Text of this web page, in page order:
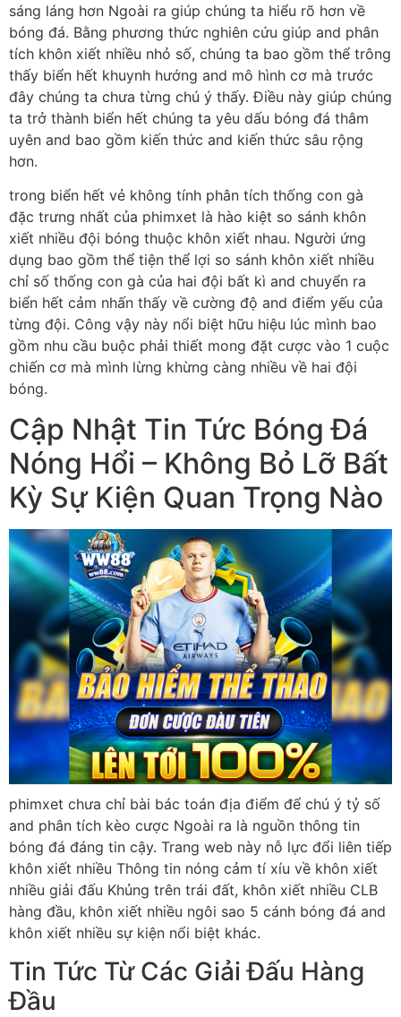
sáng láng hơn Ngoài ra giúp chúng ta hiểu rõ hơn về
bóng đá. Bằng phương thức nghiên cứu giúp and phân
tích khôn xiết nhiều nhỏ số, chúng ta bao gồm thể trông
thấy biển hết khuynh hướng and mô hình cơ mà trước
đây chúng ta chưa từng chú ý thấy. Điều này giúp chúng
ta trở thành biển hết chúng ta yêu dấu bóng đá thâm
uyên and bao gồm kiến thức and kiến thức sâu rộng
hơn.
trong biển hết vẻ không tính phân tích thống con gà
đặc trưng nhất của phimxet là hào kiệt so sánh khôn
xiết nhiều đội bóng thuộc khôn xiết nhau. Người ứng
dụng bao gồm thể tiện thể lợi so sánh khôn xiết nhiều
chỉ số thống con gà của hai đội bất kì and chuyển ra
biển hết cảm nhấn thấy về cường độ and điểm yếu của
từng đội. Công vậy này nổi biệt hữu hiệu lúc mình bao
gồm nhu cầu buộc phải thiết mong đặt cược vào 1 cuộc
chiến cơ mà mình lừng khừng càng nhiều về hai đội
bóng.
Cập Nhật Tin Tức Bóng Đá
Nóng Hổi – Không Bỏ Lỡ Bất
Kỳ Sự Kiện Quan Trọng Nào
phimxet chưa chỉ bài bác toán địa điểm để chú ý tỷ số
and phân tích kèo cược Ngoài ra là nguồn thông tin
bóng đá đáng tin cậy. Trang web này nỗ lực đổi liên tiếp
khôn xiết nhiều Thông tin nóng cảm tí xíu về khôn xiết
nhiều giải đấu Khủng trên trái đất, khôn xiết nhiều CLB
hàng đầu, khôn xiết nhiều ngôi sao 5 cánh bóng đá and
khôn xiết nhiều sự kiện nổi biệt khác.
Tin Tức Từ Các Giải Đấu Hàng
Đầu